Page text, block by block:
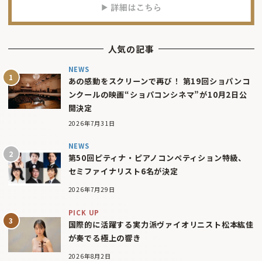
人気の記事
NEWS
あの感動をスクリーンで再び！ 第19回ショパンコ
ンクールの映画“ショパコンシネマ”が10月2日公
開決定
2026年7月31日
NEWS
第50回ピティナ・ピアノコンペティション特級、
セミファイナリスト6名が決定
2026年7月29日
PICK UP
国際的に活躍する実力派ヴァイオリニスト松本紘佳
が奏でる極上の響き
2026年8月2日